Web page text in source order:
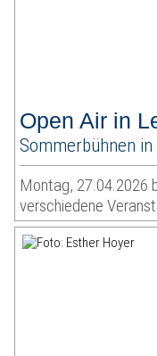
Open Air in
Sommerbühnen
Montag, 27.04.2026
verschiedene